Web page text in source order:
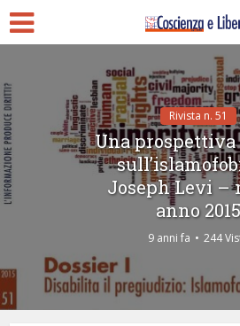
Rivista n. 51
Una prospettiva
Joseph Levi –
anno 2015
9 anni fa 244